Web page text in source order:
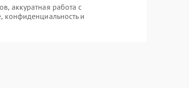
аккуратная работа с
конфиденциальность и